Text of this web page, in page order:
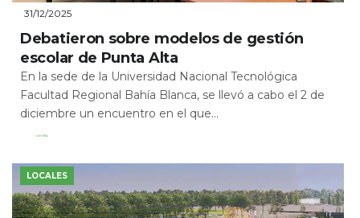
31/12/2025
Debatieron sobre modelos de gestión
escolar de Punta Alta
En la sede de la Universidad Nacional Tecnológica
Facultad Regional Bahía Blanca, se llevó a cabo el 2 de
diciembre un encuentro en el que...
Leer Más
LOCALES